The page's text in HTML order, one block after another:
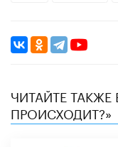
ЧИТАЙТЕ ТАКЖЕ
ПРОИСХОДИТ?»